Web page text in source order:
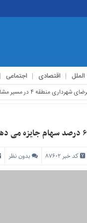
اقتصادی اجتماعی
کد خبر 87602 بدون نظر